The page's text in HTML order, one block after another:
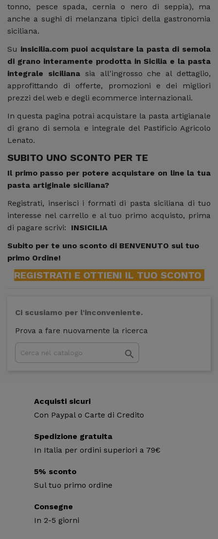
tonno, pesce spada, cernia o nero di seppia), ma
anche a sughi di melanzana tipici della gastronomia
siciliana.
Su insicilia.com puoi acquistare la pasta di semola
di grano interamente prodotta in Sicilia e la pasta
integrale sicilianasia all'ingrosso che al dettaglio,
approfittando di offerte, promozioni e dei migliori
prezzi del web e degli ecommerce internazionali.
In questa pagina potrai acquistare la pasta artigianale
di grano di semola e integrale del Pastificio Agricolo
Lenato.
SUBITO UNO SCONTO PER TE
Il primo passo per potere acquistare on line la tua
pasta artiginale siciliana?
Registrati, inserisci i formati di pasta siciliana di tuo
interesse nel carrello e al tuo primo acquisto, prima
di pagare scrivi: INSICILIA
Subito per te uno sconto di BENVENUTO sul tuo
primo Ordine!
REGISTRATI E OTTIENI IL TUO SCONTO
Ci scusiamo per l'inconveniente.
Prova a fare nuovamente la ricerca

Acquisti sicuri
Con Paypal o Carte di Credito
Spedizione gratuita
In Italia per ordini superiori a 79€
5% sconto
Sul tuo primo ordine
Consegne
In 2-5 giorni